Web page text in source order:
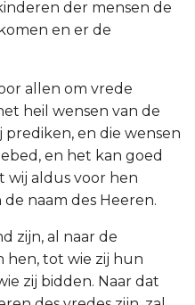
der mensen de
en er de
allen om vrede
heil wensen van de
prediken, en die wensen
en het kan goed
wij aldus voor hen
naam des Heeren.
zijn, al naar de
hen, tot wie zij hun
zij bidden. Naar dat